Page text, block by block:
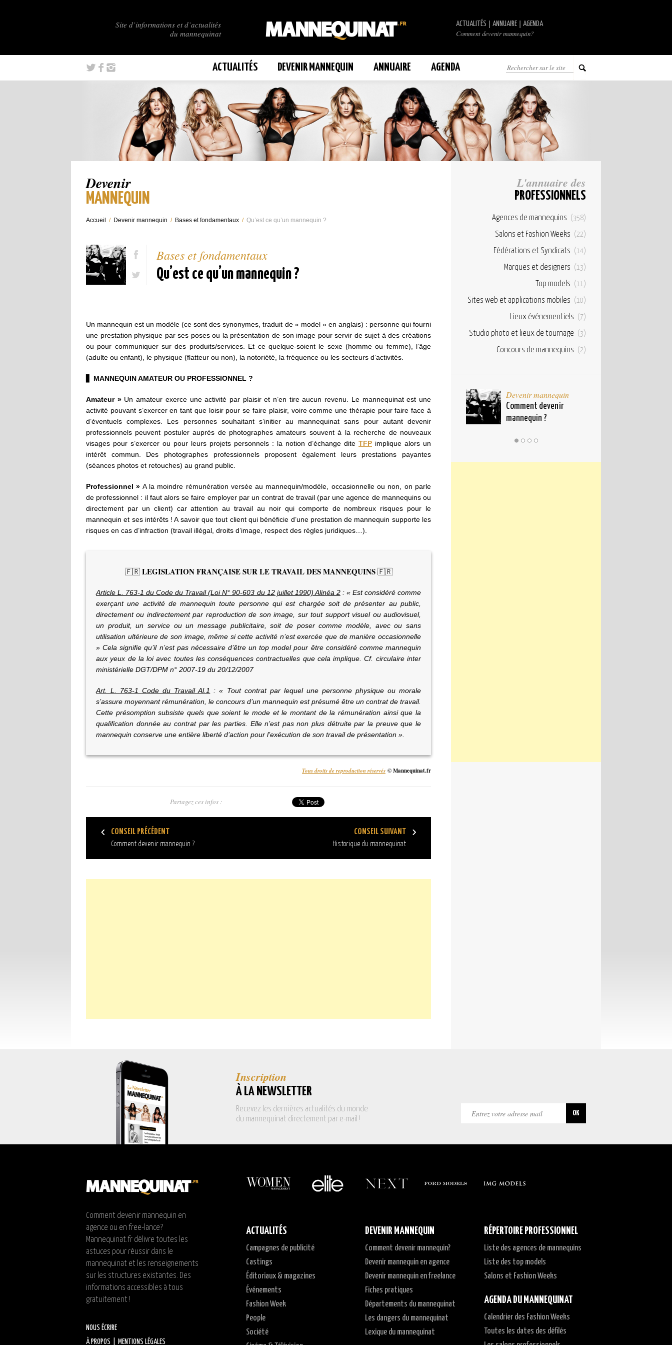
Site d’informations et d’actualités
du mannequinat
ACTUALITÉS ANNUAIRE AGENDA
Comment devenir mannequin?
ACTUALITÉS DEVENIR MANNEQUIN ANNUAIRE AGENDA
Devenir
MANNEQUIN
Accueil / Devenir mannequin / Bases et fondamentaux / Qu’est ce qu’un mannequin ?
Bases et fondamentaux
Qu’est ce qu’un mannequin ?
Un mannequin est un modèle (ce sont des synonymes, traduit de « model » en anglais) : personne qui fourni
une prestation physique par ses poses ou la présentation de son image pour servir de sujet à des créations
ou pour communiquer sur des produits/services. Et ce quelque-soient le sexe (homme ou femme), l’âge
(adulte ou enfant), le physique (flatteur ou non), la notoriété, la fréquence ou les secteurs d’activités.
MANNEQUIN AMATEUR OU PROFESSIONNEL ?
Amateur »Un amateur exerce une activité par plaisir et n’en tire aucun revenu. Le mannequinat est une
activité pouvant s’exercer en tant que loisir pour se faire plaisir, voire comme une thérapie pour faire face à
d’éventuels complexes. Les personnes souhaitant s’initier au mannequinat sans pour autant devenir
professionnels peuvent postuler auprès de photographes amateurs souvent à la recherche de nouveaux
visages pour s’exercer ou pour leurs projets personnels : la notion d’échange dite TFP implique alors un
intérêt commun. Des photographes professionnels proposent également leurs prestations payantes
(séances photos et retouches) au grand public.
Professionnel » A la moindre rémunération versée au mannequin/modèle, occasionnelle ou non, on parle
de professionnel : il faut alors se faire employer par un contrat de travail (par une agence de mannequins ou
directement par un client) car attention au travail au noir qui comporte de nombreux risques pour le
mannequin et ses intérêts ! A savoir que tout client qui bénéficie d’une prestation de mannequin supporte les
risques en cas d’infraction (travail illégal, droits d’image, respect des règles juridiques…).
🇫🇷 LEGISLATION FRANÇAISE SUR LE TRAVAIL DES MANNEQUINS🇫🇷
Article L. 763-1 du Code du Travail (Loi N° 90-603 du 12 juillet 1990) Alinéa 2: « Est considéré comme
exerçant une activité de mannequin toute personne qui est chargée soit de présenter au public,
directement ou indirectement par reproduction de son image, sur tout support visuel ou audiovisuel,
un produit, un service ou un message publicitaire, soit de poser comme modèle, avec ou sans
utilisation ultérieure de son image, même si cette activité n’est exercée que de manière occasionnelle
» Cela signifie qu’il n’est pas nécessaire d’être un top model pour être considéré comme mannequin
aux yeux de la loi avec toutes les conséquences contractuelles que cela implique. Cf. circulaire inter
ministérielle DGT/DPM n° 2007-19 du 20/12/2007
Art. L. 763-1 Code du Travail Al.1
: « Tout contrat par lequel une personne physique ou morale
s’assure moyennant rémunération, le concours d’un mannequin est présumé être un contrat de travail.
Cette présomption subsiste quels que soient le mode et le montant de la rémunération ainsi que la
qualification donnée au contrat par les parties. Elle n’est pas non plus détruite par la preuve que le
mannequin conserve une entière liberté d’action pour l’exécution de son travail de présentation ».
Tous droits de reproduction réservés © Mannequinat.fr
Partagez ces infos :
CONSEIL PRÉCÉDENT
Comment devenir mannequin ?
CONSEIL SUIVANT
Historique du mannequinat
L'annuaire des
PROFESSIONNELS
Agences de mannequins (358)
Salons et Fashion Weeks (22)
Fédérations et Syndicats (14)
Marques et designers (13)
Top models (11)
Sites web et applications mobiles (10)
Lieux événementiels (7)
Studio photo et lieux de tournage (3)
Concours de mannequins (2)
Bases et fondamentaux
Qualités requises pour
être mannequin
Devenir mannequin
Comment devenir
mannequin ?
Inscription
À LA NEWSLETTER
Recevez les dernières actualités du monde
du mannequinat directement par e-mail !
Comment devenir mannequin en
agence ou en free-lance?
Mannequinat.fr délivre toutes les
astuces pour réussir dans le
mannequinat et les renseignements
sur les structures existantes. Des
informations accessibles à tous
gratuitement !
NOUS ÉCRIRE
À PROPOS
MENTIONS LÉGALES
ACTUALITÉS
Campagnes de publicité
Castings
Éditoriaux & magazines
Événements
Fashion Week
People
Société
DEVENIR MANNEQUIN
Comment devenir mannequin?
Devenir mannequin en agence
Devenir mannequin en freelance
Fiches pratiques
Départements du mannequinat
Les dangers du mannequinat
Lexique du mannequinat
RÉPERTOIRE PROFESSIONNEL
Liste des agences de mannequins
Liste des top models
Salons et Fashion Weeks
AGENDA DU MANNEQUINAT
Calendrier des Fashion Weeks
Toutes les dates des défilés